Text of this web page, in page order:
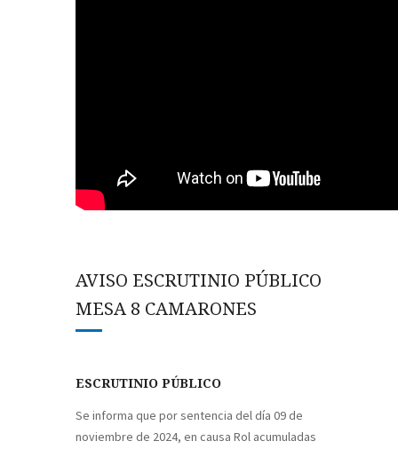
AVISO ESCRUTINIO PÚBLICO
MESA 8 CAMARONES
ESCRUTINIO PÚBLICO
Se informa que por sentencia del día 09 de
noviembre de 2024, en causa Rol acumuladas